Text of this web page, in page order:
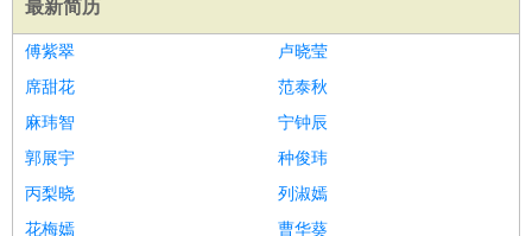
最新简历
傅紫翠
卢晓莹
席甜花
范泰秋
麻玮智
宁钟辰
郭展宇
种俊玮
丙梨晓
列淑嫣
花梅嫣
曹华葵